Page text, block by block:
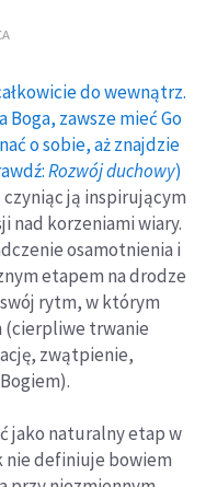
do wewnątrz.
zawsze mieć Go
o sobie, aż znajdzie
Rozwój duchowy)
ją inspirującym
nad korzeniami wiary.
osamotnienia i
etapem na drodze
swój rytm, w którym
(cierpliwe trwanie
zwątpienie,
jako naturalny etap w
nie definiuje bowiem